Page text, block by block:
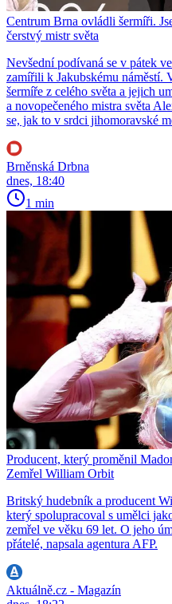
Centrum Brna ovládli šermíři.
čerstvý mistr světa
Nevšední podívaná se v pátek
zamířili k Jakubskému náměstí.
šermíře z celého světa a jejich
a novopečeného mistra světa
se, jak to v srdci jihomoravské
Brněnská Drbna
dnes, 18:40
1 min
Producent, který proměnil
Zemřel William Orbit
Britský hudebník a producent
který spolupracoval s umělci
zemřel ve věku 69 let. O jeho
přátelé, napsala agentura AFP.
Aktuálně.cz - Magazín